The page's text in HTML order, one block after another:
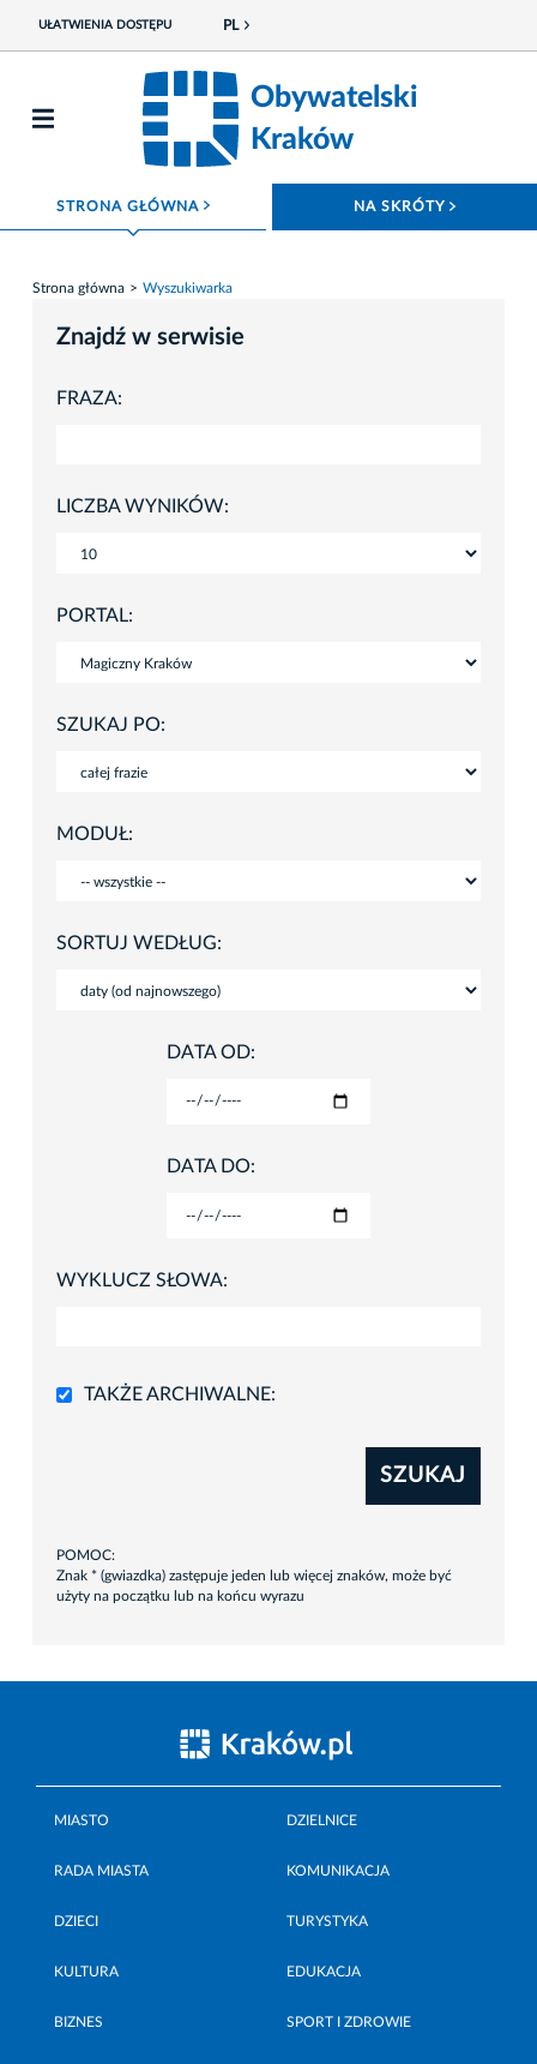
UŁATWIENIA DOSTĘPU PL
Obywatelski
Kraków
STRONA GŁÓWNA ROZWIŃ MENU NA SKRÓTY
Strona główna Wyszukiwarka
Znajdź w serwisie
FRAZA:
LICZBA WYNIKÓW:
PORTAL:
SZUKAJ PO:
MODUŁ:
SORTUJ WEDŁUG:
DATA OD:
DATA DO:
WYKLUCZ SŁOWA:
TAKŻE ARCHIWALNE:
SZUKAJ
POMOC:
Znak * (gwiazdka) zastępuje jeden lub więcej znaków, może być
użyty na początku lub na końcu wyrazu
MIASTO DZIELNICE
RADA MIASTA KOMUNIKACJA
DZIECI TURYSTYKA
KULTURA EDUKACJA
BIZNES SPORT I ZDROWIE